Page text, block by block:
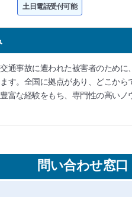
土日電話受付可能
通事故に遭われた被害者のため
す。全国に拠点があり、どこか
富な経験をもち、専門性の高い
問い合わせ窓口